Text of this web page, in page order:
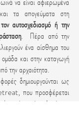
τα απογεύματα στη
αυτοσχεδιασμό ή την
. Πέρα από την
ένα αίσθημα του
και στην καταγωγή
την αρχαιότητα.
δημιουργούνται ως
που προσφέρεται
τοπία. Αυτές οι